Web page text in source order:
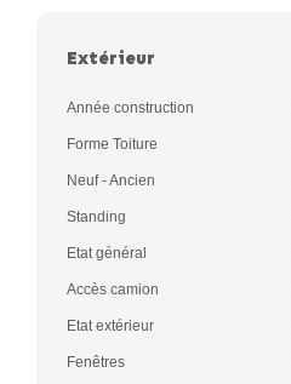
Extérieur
Année construction
Forme Toiture
Neuf - Ancien
Standing
Etat général
Accès camion
Etat extérieur
Fenêtres